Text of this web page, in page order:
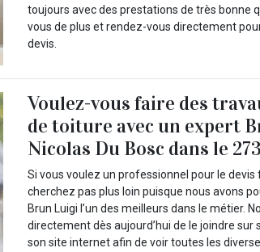
toujours avec des prestations de très bonne
vous de plus et rendez-vous directement
devis.
Voulez-vous faire des
de toiture avec un expert
Nicolas Du Bosc dans le
Si vous voulez un professionnel pour le
cherchez pas plus loin puisque nous avons
Brun Luigi l’un des meilleurs dans le métier.
directement dès aujourd’hui de le joindre
son site internet afin de voir toutes les